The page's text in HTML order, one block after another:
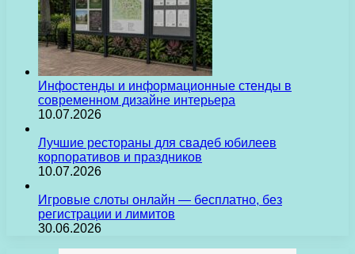
Инфостенды и информационные стенды в
современном дизайне интерьера
10.07.2026
Лучшие рестораны для свадеб юбилеев
корпоративов и праздников
10.07.2026
Игровые слоты онлайн — бесплатно, без
регистрации и лимитов
30.06.2026